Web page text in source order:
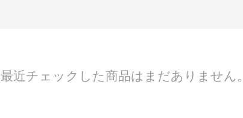
最近チェックした商品はまだありません。